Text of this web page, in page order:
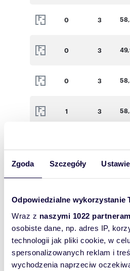
Zgoda Szczegóły
Odpowiedzialne wykorzystanie
Wraz z naszymi 1022
osobiste dane, np. adres IP,
technologii jak pliki cookie, w
spersonalizowanych reklam i
wychodzenia naprzeciw
0 3
0 3
0 3
1 3
2 3
0 3
1 3